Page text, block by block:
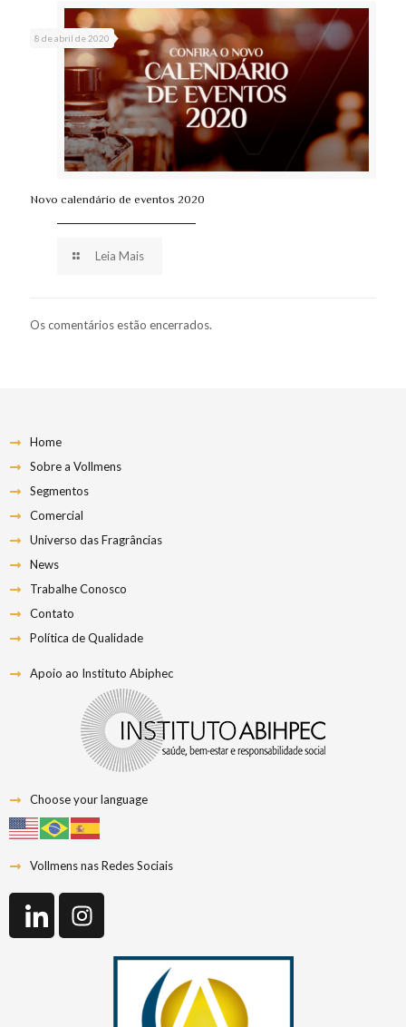
8 de abril de 2020
Novo calendário de eventos 2020
Leia Mais
Os comentários estão encerrados.
Home
Sobre a Vollmens
Segmentos
Comercial
Universo das Fragrâncias
News
Trabalhe Conosco
Contato
Política de Qualidade
Apoio ao Instituto Abiphec
Choose your language
Vollmens nas Redes Sociais